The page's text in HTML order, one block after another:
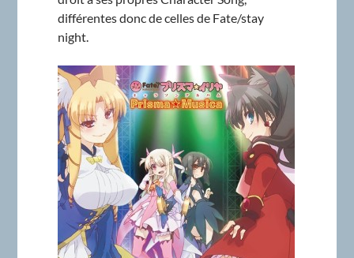
différentes donc de celles de Fate/stay
night.